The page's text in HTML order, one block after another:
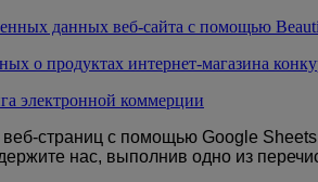
данных веб-сайта с помощью
о продуктах интернет-магазина
электронной коммерции
страниц с помощью Google
нас, выполнив одно из